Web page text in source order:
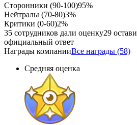
Сторонники (90-100)95%
Нейтралы (70-80)3%
Критики (0-60)2%
35 сотрудников дали оценку29
официальный ответ
Награды компанииВсе награды (58)
Средняя оценка